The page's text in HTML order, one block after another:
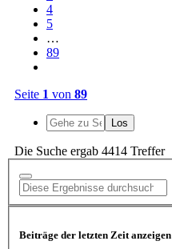
4
5
…
89
Seite 1 von 89
Die Suche ergab 4414 Treffer
Beiträge der letzten Zeit anzeigen